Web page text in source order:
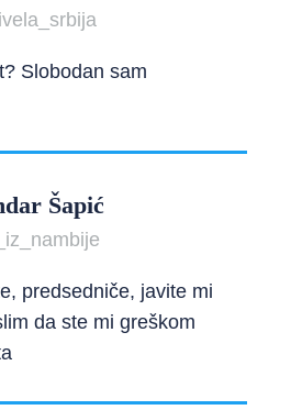
Slobodan sam
Šapić
predsedniče, javite mi
da ste mi greškom